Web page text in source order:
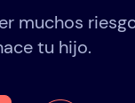
muchos
tu hijo.